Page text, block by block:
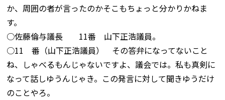
か、周囲の者が言ったのかそこもちょっと分かりかねま
す。
○佐藤倫与議長 11番 山下正浩議員。
○11 番（山下正浩議員） その答弁になってないこと
ね、しゃべるもんじゃないですよ、議会では。私も真剣に
なって話しゆうんじゃき。この発言に対して聞きゆうだけ
のことやろ。